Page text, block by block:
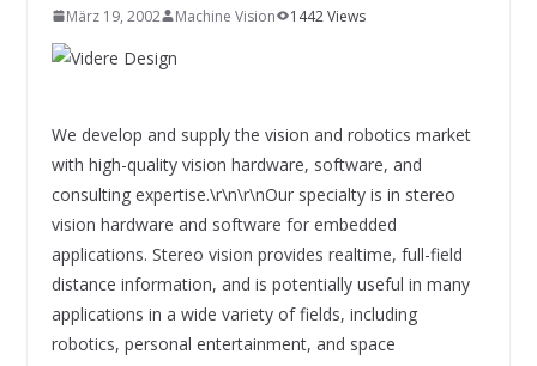
SYSTEMS WIRD EYYES
Compact system for precision
positioning of industrial cameras
März 19, 2002 Machine Vision 1442 Views
We develop and supply the vision and robotics market
with high-quality vision hardware, software, and
consulting expertise.\r\n\r\nOur specialty is in stereo
vision hardware and software for embedded
applications. Stereo vision provides realtime, full-field
distance information, and is potentially useful in many
applications in a wide variety of fields, including
robotics, personal entertainment, and space